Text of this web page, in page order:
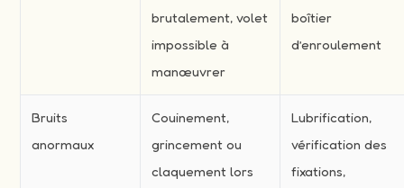
brutalement, volet
impossible à
manœuvrer
boîtier
d’enroulement
Bruits
anormaux
Couinement,
grincement ou
claquement lors
Lubrification,
vérification des
fixations,